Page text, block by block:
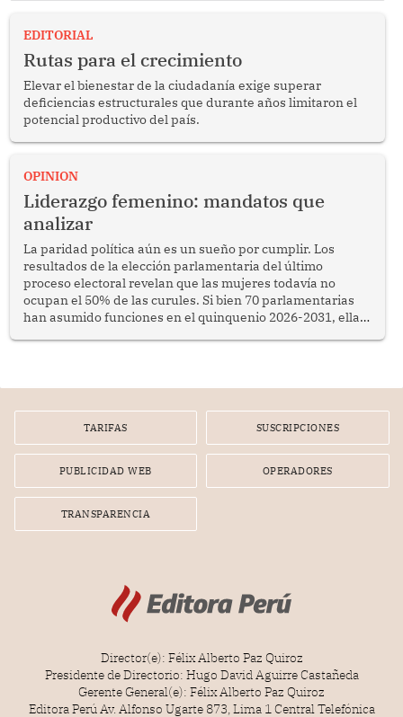
EDITORIAL
Rutas para el crecimiento
Elevar el bienestar de la ciudadanía exige superar
deficiencias estructurales que durante años limitaron el
potencial productivo del país.
OPINION
Liderazgo femenino: mandatos que
analizar
La paridad política aún es un sueño por cumplir. Los
resultados de la elección parlamentaria del último
proceso electoral revelan que las mujeres todavía no
ocupan el 50% de las curules. Si bien 70 parlamentarias
han asumido funciones en el quinquenio 2026-2031, ellas
TARIFAS SUSCRIPCIONES
PUBLICIDAD WEB OPERADORES
TRANSPARENCIA
Director(e): Félix Alberto Paz Quiroz
Presidente de Directorio: Hugo David Aguirre Castañeda
Gerente General(e): Félix Alberto Paz Quiroz
Editora Perú Av. Alfonso Ugarte 873, Lima 1 Central Telefónica